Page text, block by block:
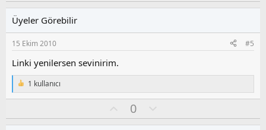
a
s
u
o
l
Üyeler Görebilir
15 Ekim 2010 #5
Linki yenilersen sevinirim.
T
e
i
1 kullanıcı
y
0
l